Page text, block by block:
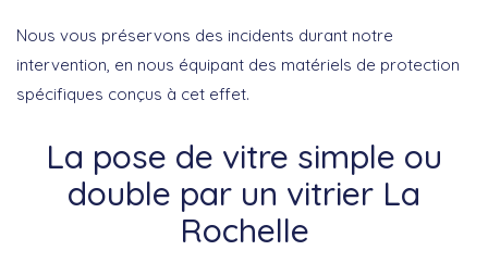
Nous vous préservons des incidents durant notre
intervention, en nous équipant des matériels de protection
spécifiques conçus à cet effet.
La pose de vitre simple ou
double par un vitrier La
Rochelle